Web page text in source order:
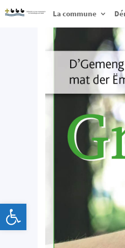
La commune
Ouvrir la barre d’outils